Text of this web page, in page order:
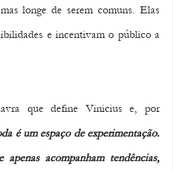
longe de serem comuns. Elas
e incentivam o público a
que define Vinicius e, por
é um espaço de experimentação.
acompanham tendências,